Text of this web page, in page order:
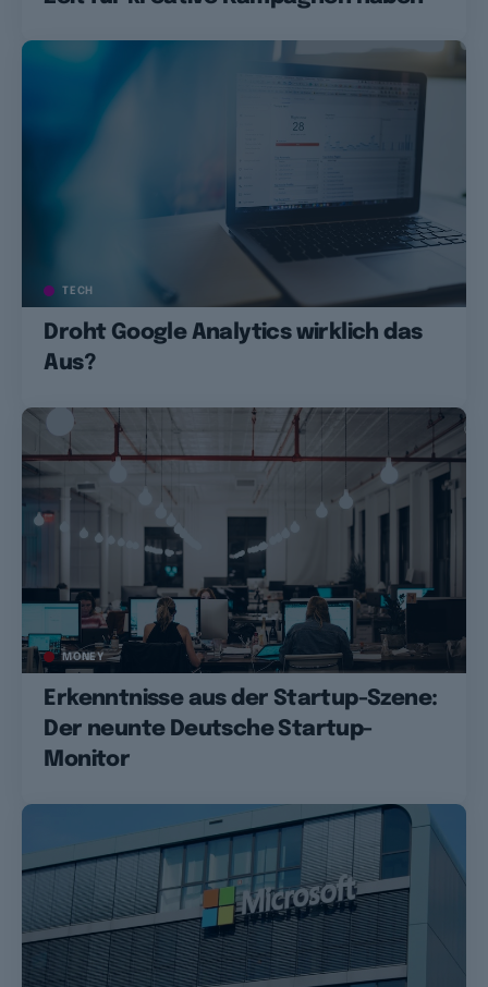
TECH
Droht Google Analytics wirklich das
Aus?
MONEY
Erkenntnisse aus der Startup-Szene:
Der neunte Deutsche Startup-
Monitor